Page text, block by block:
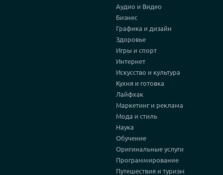
Аудио и Видео
Бизнес
Графика и дизайн
Здоровье
Игры и спорт
Интернет
Искусство и культура
Кухня и готовка
Лайфхак
Маркетинг и реклама
Мода и стиль
Наука
Обучение
Оригинальные услуги
Программирование
Путешествия и туризм